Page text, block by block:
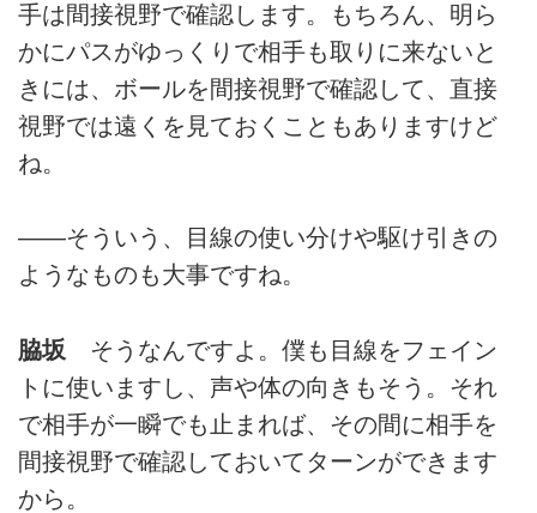
手は間接視野で確認します。もちろん、明ら
かにパスがゆっくりで相手も取りに来ないと
きには、ボールを間接視野で確認して、直接
視野では遠くを見ておくこともありますけど
ね。
――そういう、目線の使い分けや駆け引きの
ようなものも大事ですね。
脇坂 そうなんですよ。僕も目線をフェイン
トに使いますし、声や体の向きもそう。それ
で相手が一瞬でも止まれば、その間に相手を
間接視野で確認しておいてターンができます
から。